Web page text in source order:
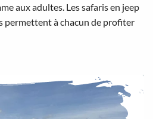
aux adultes. Les safaris en jeep
permettent à chacun de profiter